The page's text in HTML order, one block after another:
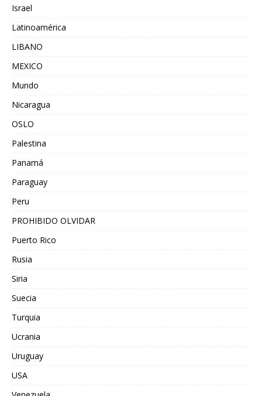
Israel
Latinoamérica
LIBANO
MEXICO
Mundo
Nicaragua
OSLO
Palestina
Panamá
Paraguay
Peru
PROHIBIDO OLVIDAR
Puerto Rico
Rusia
Siria
Suecia
Turquia
Ucrania
Uruguay
USA